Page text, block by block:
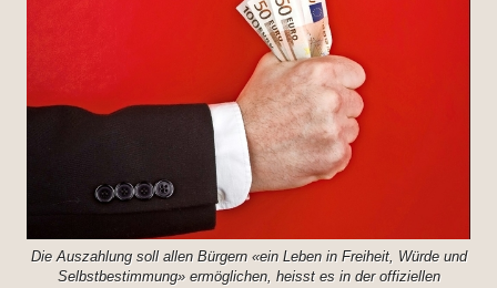
Die Auszahlung soll allen Bürgern «ein Leben in Freiheit, Würde und
Selbstbestimmung» ermöglichen, heisst es in der offiziellen